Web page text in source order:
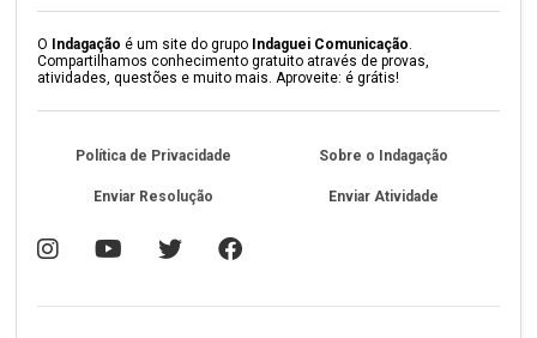
O Indagação é um site do grupo Indaguei Comunicação.
Compartilhamos conhecimento gratuito através de provas,
atividades, questões e muito mais. Aproveite: é grátis!
Política de Privacidade Sobre o Indagação
Enviar Resolução Enviar Atividade